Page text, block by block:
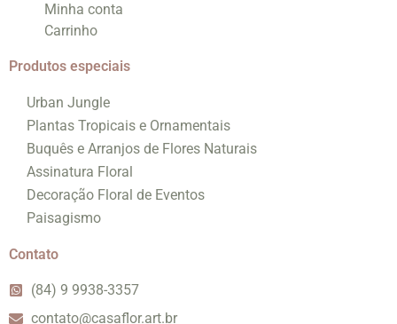
Minha conta
Carrinho
Produtos especiais
Urban Jungle
Plantas Tropicais e Ornamentais
Buquês e Arranjos de Flores Naturais
Assinatura Floral
Decoração Floral de Eventos
Paisagismo
Contato
(84) 9 9938-3357
contato@casaflor.art.br